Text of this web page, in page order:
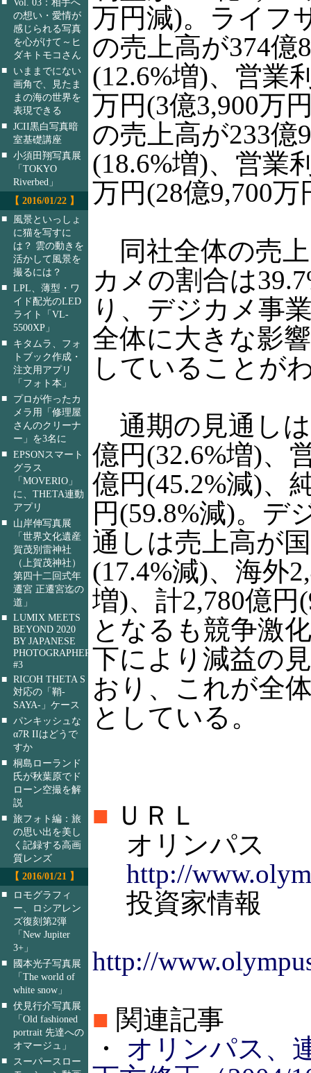
Vol. 03：相手へ
の想い・愛情が
感じられる写真
を心がけて～ヒ
ダキトモコさん
■
いままでにない
画角で、見たま
まの海の世界を
表現できる
■ JCII黒白写真暗
室基礎講座
■ 小須田翔写真展
「TOKYO
Riverbed」
【 2016/01/22 】
■
風景といっしょ
に猫を写すに
は？ 雲の動きを
活かして風景を
撮るには？
■ LPL、薄型・ワ
イド配光のLED
ライト「VL-
5500XP」
■
キタムラ、フォ
トブック作成・
注文用アプリ
「フォト本」
■
プロが作ったカ
メラ用「修理屋
さんのクリーナ
ー」を3名に
■ EPSONスマート
グラス
「MOVERIO」
に、THETA連動
アプリ
■
山岸伸写真展
「世界文化遺産
賀茂別雷神社
（上賀茂神社）
第四十二回式年
遷宮 正遷宮迄の
道」
■ LUMIX MEETS
BEYOND 2020
BY JAPANESE
PHOTOGRAPHERS
#3
■ RICOH THETA S
対応の「鞘-
SAYA-」ケース
■ パンキッシュな
α7R IIはどうで
すか
■ 桐島ローランド
氏が秋葉原でド
ローン空撮を解
説
■ 旅フォト編：旅
の思い出を美し
く記録する高画
質レンズ
【 2016/01/21 】
■
ロモグラフィ
ー、ロシアレン
ズ復刻第2弾
「New Jupiter
3+」
■
國本光子写真展
「The world of
white snow」
■ 伏見行介写真展
「Old fashioned
portrait 先達への
オマージュ」
■
スーパースロー
万円減)。ライフ
の売上高が374億
(12.6%増)、営業
万円(3億3,900万
の売上高が233億
(18.6%増)、営業
万円(28億9,700万
同社全体の売
カメの割合は
り、デジカメ事
全体に大きな影
していることが
通期の見通し
億円(32.6%増)、
億円(45.2%減)、
円(59.8%減)。デ
通しは売上高が
(17.4%減)、海外
増)、計2,780億円
となるも競争激
下により減益の
おり、これが全
としている。
■ ＵＲＬ
オリンパス
http://
投資家情報
http://
■ 関連記事
・ オリンパス、